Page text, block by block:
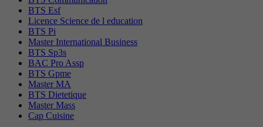
BTS Esf
Licence Science de l education
BTS Pi
Master International Business
BTS Sp3s
BAC Pro Assp
BTS Gpme
Master MA
BTS Dietetique
Master Mass
Cap Cuisine